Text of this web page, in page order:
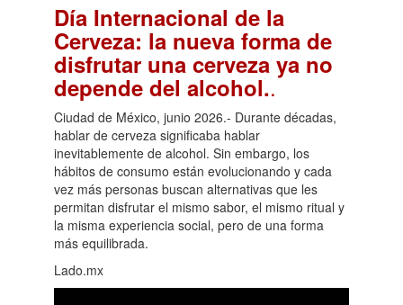
Día Internacional de la
Cerveza: la nueva forma de
disfrutar una cerveza ya no
depende del alcohol..
Ciudad de México, junio 2026.- Durante décadas,
hablar de cerveza significaba hablar
inevitablemente de alcohol. Sin embargo, los
hábitos de consumo están evolucionando y cada
vez más personas buscan alternativas que les
permitan disfrutar el mismo sabor, el mismo ritual y
la misma experiencia social, pero de una forma
más equilibrada.
Lado.mx